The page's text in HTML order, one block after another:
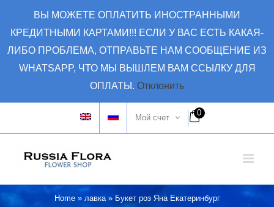
ВЫ МОЖЕТЕ ОПЛАТИТЬ ИНОСТРАННЫМИ
КРЕДИТНЫМИ КАРТАМИ!!! ЕСЛИ У ВАС ЕСТЬ КАКАЯ-
ЛИБО ПРОБЛЕМА, ОТПРАВЬТЕ НАМ СООБЩЕНИЕ ИЗ
WHATSAPP, ЧТО МЫ ВЫШЛЕМ ВАМ ССЫЛКУ ДЛЯ
ОПЛАТЫ. Отклонить
Мой счет
0
Home» лавка» Букет роз Яна Екатеринбург